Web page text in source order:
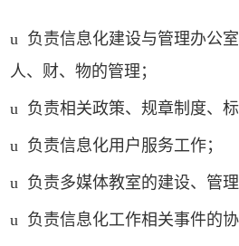
u 负责信息化建设与管理办公
人、财、物的管理；
u 负责相关政策、规章制度、标
u 负责信息化用户服务工作；
u 负责多媒体教室的建设、管理
u 负责信息化工作相关事件的协